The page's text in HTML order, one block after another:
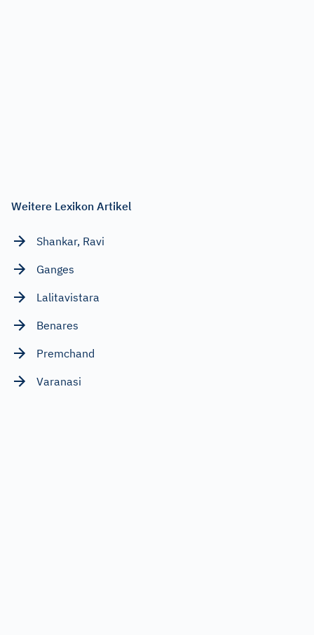
Weitere Lexikon Artikel
Shankar, Ravi
Ganges
Lalitavistara
Benares
Premchand
Varanasi